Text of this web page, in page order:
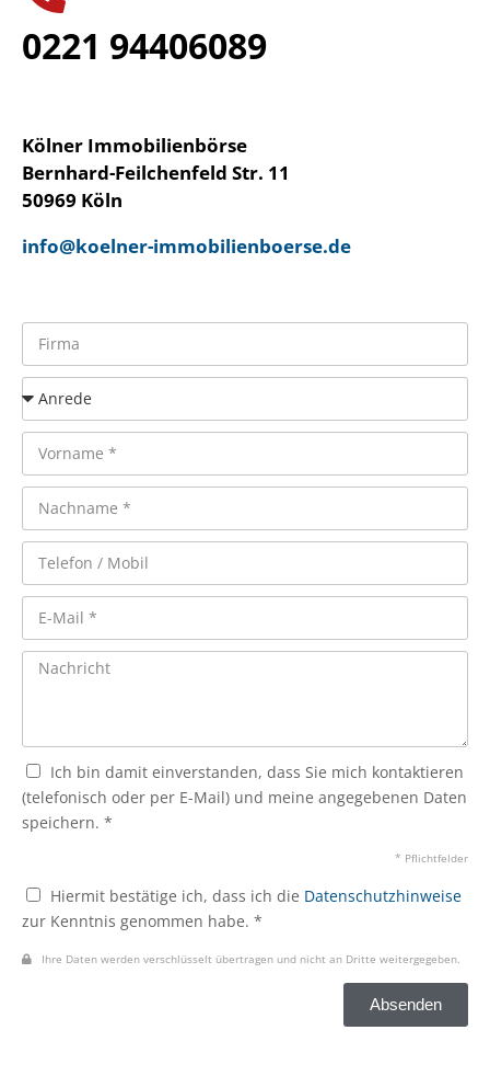
Ich bin damit einverstanden, dass Sie mich kontaktieren
(telefonisch oder per E-Mail) und meine angegebenen Daten
speichern. *
* Pflichtfelder
Hiermit bestätige ich, dass ich die Datenschutzhinweise
zur Kenntnis genommen habe. *
Ihre Daten werden verschlüsselt übertragen und nicht an Dritte weitergegeben.
Absenden
0221 94406089
Kölner Immobilienbörse
Bernhard-Feilchenfeld Str. 11
50969 Köln
info@koelner-immobilienboerse.de